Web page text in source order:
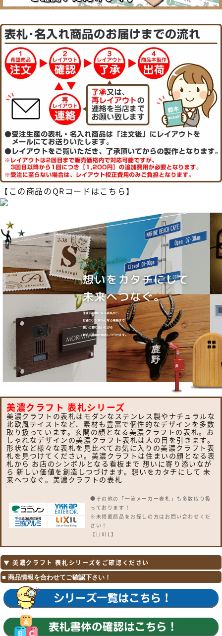
【この商品のQRコードはこちら】
美濃クラフト 表札シリーズ
美濃クラフトの表札はモダンなステンレス製やナチュラルな
北欧風テイストなど、素材も豊富で個性的なデザインを多数
取り扱っています。玄関の顔となる美濃クラフトの表札。お
しゃれなデザインの美濃クラフト表札は人の目を引きます。
形状など様々な表札を見比べてお気に入りの美濃クラフト表
札を見つけてください。美濃クラフトは住まいの顔となる表
札から お店のシンボルとなる看板まで 想いに寄り添いなが
ら 新しい価値を創造しつづけます。想いをカタチにして 未
来へつなぐ。美濃クラフトの表札
●その他の「一流メーカー表札」も多数取り扱
っております！
※未掲載商品をお探しの方はお問い合わせくだ
さい！
【LIXIL】
ン・チタンサイン・切り文字サインA・切り文
字サインB・切り文字サインC・切り文字サイ
ンD・切り文字サインS・SUS切り文字ベース
サイン・SUS抜き文字ベースサインP型・SUS
抜き文字ベースサインL型・アルファベットサ
イン・エンブレムサイン・インフォユニットサ
インW・タイルサイン・備前焼サイン・美濃焼
サイン・有田焼サイン・東京七宝サイン・黒御
▼ 美濃クラフト 表札シリーズをご確認ください